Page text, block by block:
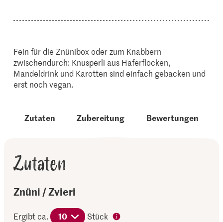
Fein für die Znünibox oder zum Knabbern
zwischendurch: Knusperli aus Haferflocken,
Mandeldrink und Karotten sind einfach gebacken und
erst noch vegan.
Zutaten Zubereitung Bewertungen
Zutaten
Znüni / Zvieri
Ergibt ca. 10 Stück